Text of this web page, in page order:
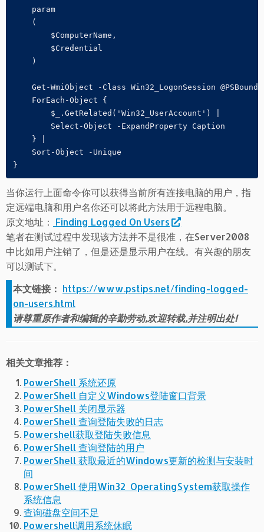
    param
    (
        $ComputerName,
        $Credential
    )
Get-WmiObject -Class Win32_LogonSession
    ForEach-Object {
        $_.GetRelated('Win32_UserAccount') |
        Select-Object -ExpandProperty Caption
    } |
    Sort-Object -Unique
当你运行上面命令你可以获得当前所有连接电脑的用户，指
定远端电脑和用户名你还可以将此方法用于远程电脑。
原文地址： Finding Logged On Users
笔者在测试过程中发现该方法并不是很准，在Server2008
中比如用户注销了，但是还是显示用户在线。有兴趣的朋友
可以测试下。
本文链接： https://www.pstips.net/finding-logged-
on-users.html
请尊重原作者和编辑的辛勤劳动,欢迎转载,并注明出处!
相关文章推荐：
PowerShell 系统还原
PowerShell 自定义Windows登陆窗口背景
PowerShell 关闭显示器
PowerShell 查询登陆失败的日志
Powershell获取登陆失败信息
PowerShell 查询登陆的用户
PowerShell 获取最近的Windows更新的检测与安装时
间
PowerShell 使用Win32_OperatingSystem获取操作
系统信息
查询磁盘空间不足
Powershell调用系统休眠